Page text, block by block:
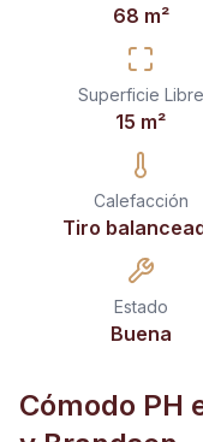
68 m²
Superficie Libre
15 m²
Calefacción
Tiro
Estado
Buena
Cómodo PH